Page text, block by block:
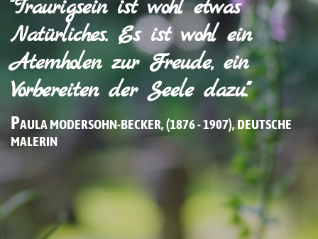
"Traurigsein ist wohl etwas
Natürliches. Es ist wohl ein
Atemholen zur Freude, ein
Vorbereiten der Seele dazu."
PAULA MODERSOHN-BECKER, (1876 - 1907), DEUTSCHE
MALERIN